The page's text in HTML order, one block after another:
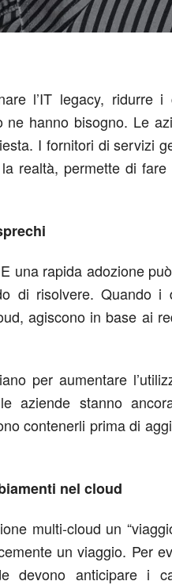
l’IT legacy, ridurre
hanno bisogno. Le
I fornitori di servizi
realtà, permette di
una rapida adozione
di risolvere. Quando i
agiscono in base ai
per aumentare
aziende stanno
contenerli prima di
nel cloud
multi-cloud un
un viaggio. Per
devono anticipare i